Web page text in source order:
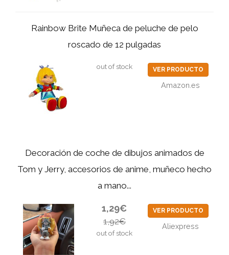
Rainbow Brite Muñeca de peluche de pelo
roscado de 12 pulgadas
out of stock VER PRODUCTO
Amazon.es
Decoración de coche de dibujos animados de
Tom y Jerry, accesorios de anime, muñeco hecho
a mano...
1,29€
1,92€
out of stock
VER PRODUCTO
Aliexpress